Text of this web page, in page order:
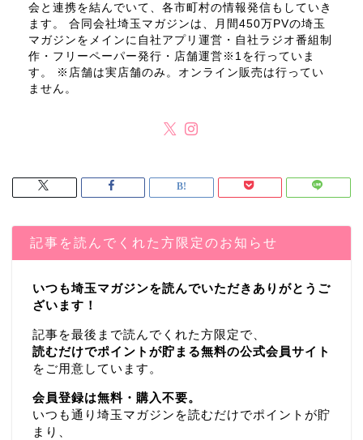
会と連携を結んでいて、各市町村の情報発信もしていき
ます。 合同会社埼玉マガジンは、月間450万PVの埼玉
マガジンをメインに自社アプリ運営・自社ラジオ番組制
作・フリーペーパー発行・店舗運営※1を行っていま
す。 ※店舗は実店舗のみ。オンライン販売は行ってい
ません。
記事を読んでくれた方限定のお知らせ
いつも埼玉マガジンを読んでいただきありがとうご
ざいます！
記事を最後まで読んでくれた方限定で、
読むだけでポイントが貯まる無料の公式会員サイト
をご用意しています。
会員登録は無料・購入不要。
いつも通り埼玉マガジンを読むだけでポイントが貯
まり、